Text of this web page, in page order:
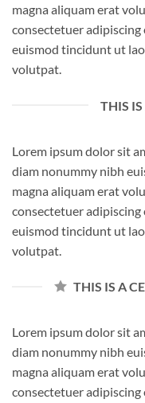
magna aliquam erat
consectetuer
euismod tincidunt ut
volutpat.
THIS
Lorem ipsum dolor sit
diam nonummy nibh
magna aliquam erat
consectetuer
euismod tincidunt ut
volutpat.
THIS IS A
Lorem ipsum dolor sit
diam nonummy nibh
magna aliquam erat
consectetuer